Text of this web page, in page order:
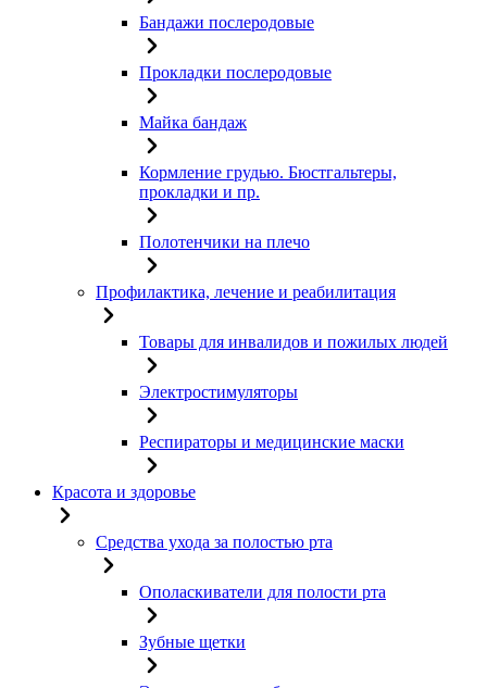
Бандажи послеродовые
Прокладки послеродовые
Майка бандаж
Кормление грудью. Бюстгальтеры,
прокладки и пр.
Полотенчики на плечо
Профилактика, лечение и реабилитация
Товары для инвалидов и пожилых людей
Электростимуляторы
Респираторы и медицинские маски
Красота и здоровье
Средства ухода за полостью рта
Ополаскиватели для полости рта
Зубные щетки